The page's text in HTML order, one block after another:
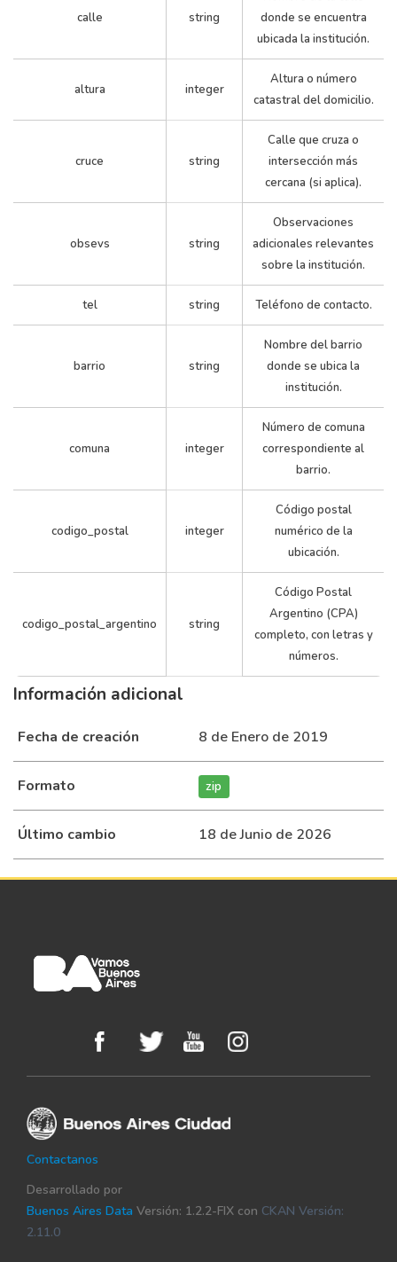
calle string
donde se encuentra
ubicada la institución.
altura integer
Altura o número
catastral del domicilio.
cruce string
Calle que cruza o
intersección más
cercana (si aplica).
obsevs string
Observaciones
adicionales relevantes
sobre la institución.
tel string Teléfono de contacto.
barrio string
Nombre del barrio
donde se ubica la
institución.
comuna integer
Número de comuna
correspondiente al
barrio.
codigo_postal integer
Código postal
numérico de la
ubicación.
codigo_postal_argentino string
Código Postal
Argentino (CPA)
completo, con letras y
números.
Información adicional
Fecha de creación 8 de Enero de 2019
Formato zip
Último cambio 18 de Junio de 2026
Contactanos
Desarrollado por
Buenos Aires Data Versión: 1.2.2-FIX con CKAN Versión:
2.11.0